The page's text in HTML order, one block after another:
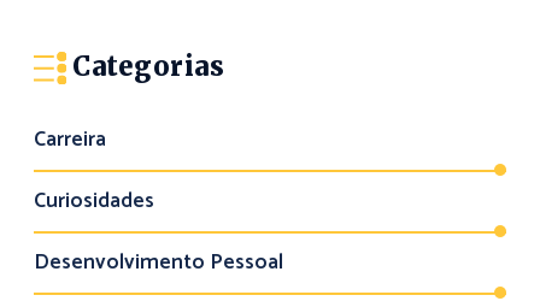
Categorias
Carreira
Curiosidades
Desenvolvimento Pessoal